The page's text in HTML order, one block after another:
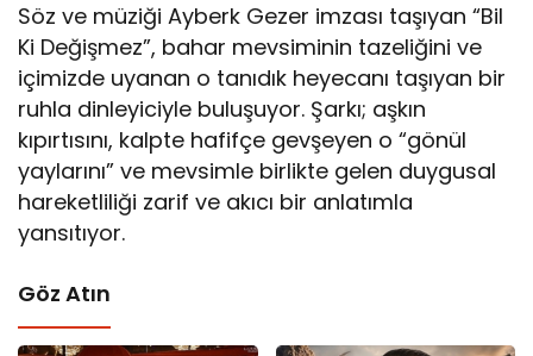
Söz ve müziği Ayberk Gezer imzası taşıyan “Bil
Ki Değişmez”, bahar mevsiminin tazeliğini ve
içimizde uyanan o tanıdık heyecanı taşıyan bir
ruhla dinleyiciyle buluşuyor. Şarkı; aşkın
kıpırtısını, kalpte hafifçe gevşeyen o “gönül
yaylarını” ve mevsimle birlikte gelen duygusal
hareketliliği zarif ve akıcı bir anlatımla
yansıtıyor.
Göz Atın